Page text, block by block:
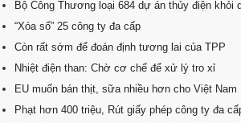
Bộ Công Thương loại 684 dự án thủy điện khỏi
“Xóa sổ” 25 công ty đa cấp
Còn rất sớm để đoán định tương lai của TPP
Nhiệt điện than: Chờ cơ chế để xử lý tro xỉ
EU muốn bán thịt, sữa nhiều hơn cho Việt Nam
Phạt hơn 400 triệu, Rút giấy phép công ty đa